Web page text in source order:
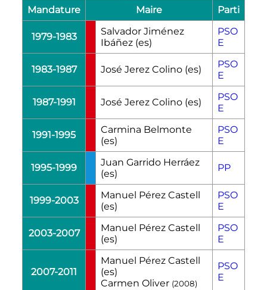
Mandature Maire Parti
1979-1983
Salvador Jiménez
Ibáñez (es)
PSO
E
1983-1987 José Jerez Colino (es)
PSO
E
1987-1991 José Jerez Colino (es)
PSO
E
1991-1995
Carmina Belmonte
(es)
PSO
E
1995-1999
Juan Garrido Herráez
(es)
PP
1999-2003
Manuel Pérez Castell
(es)
PSO
E
2003-2007
Manuel Pérez Castell
(es)
PSO
E
2007-2011
Manuel Pérez Castell
(es)
Carmen Oliver (2008)
PSO
E